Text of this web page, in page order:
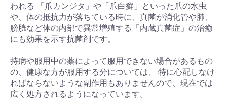
われる 「爪カンジタ」や「爪白癬」といった爪の水虫
や、体の抵抗力が落ちている時に、真菌が消化管や肺、
膀胱など体の内部で異常増殖する「内蔵真菌症」の治癒
にも効果を示す抗菌剤です。
持病や服用中の薬によって服用できない場合があるもの
の、健康な方が服用する分については、 特に心配しなけ
ればならないような副作用もありませんので、現在では
広く処方されるようになっています。